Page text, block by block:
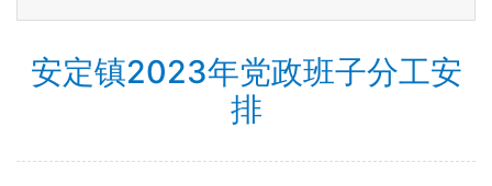
安定镇2023年党政班子分工安
排